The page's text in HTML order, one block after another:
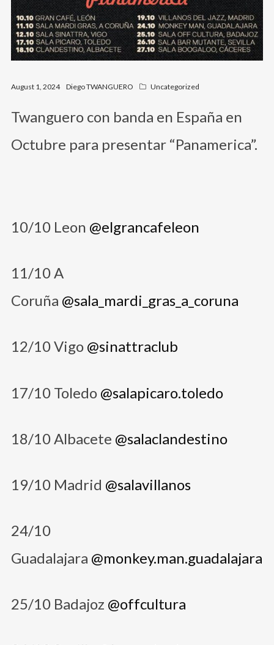
August 1, 2024 Diego TWANGUERO Uncategorized
Twanguero con banda en España en
Octubre para presentar “Panamerica”.
10/10 Leon @elgrancafeleon
11/10 A
Coruña @sala_mardi_gras_a_coruna
12/10 Vigo @sinattraclub
17/10 Toledo @salapicaro.toledo
18/10 Albacete @salaclandestino
19/10 Madrid @salavillanos
24/10
Guadalajara @monkey.man.guadalajara
25/10 Badajoz @offcultura